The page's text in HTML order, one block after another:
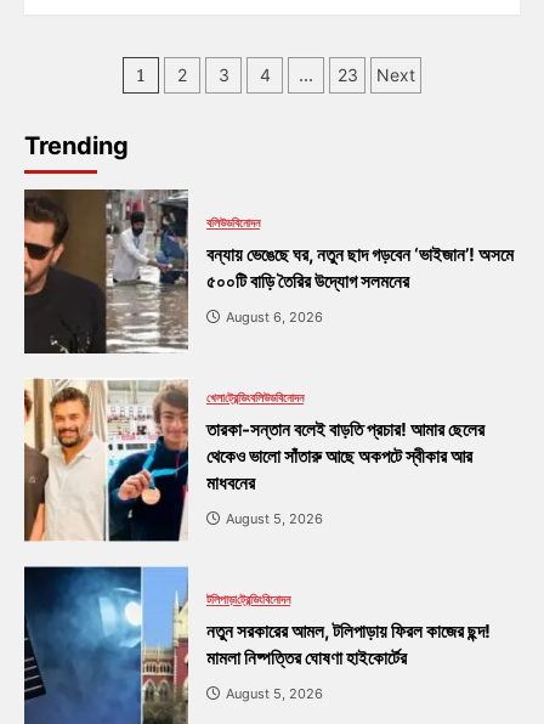
1 2 3 4 … 23 Next
Trending
বলিউডবিনোদন
বন্যায় ভেঙেছে ঘর, নতুন ছাদ গড়বেন ‘ভাইজান’! অসমে
৫০০টি বাড়ি তৈরির উদ্যোগ সলমনের
August 6, 2026
খেলাট্রেন্ডিংবলিউডবিনোদন
তারকা-সন্তান বলেই বাড়তি প্রচার! আমার ছেলের
থেকেও ভালো সাঁতারু আছে অকপটে স্বীকার আর
মাধবনের
August 5, 2026
টলিপাড়াট্রেন্ডিংবিনোদন
নতুন সরকারের আমল, টলিপাড়ায় ফিরল কাজের ছন্দ!
মামলা নিষ্পত্তির ঘোষণা হাইকোর্টের
August 5, 2026